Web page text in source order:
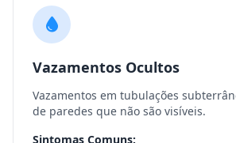
Vazamentos Ocultos
Vazamentos em tubulações
de paredes que não são visíveis.
Sintomas Comuns: